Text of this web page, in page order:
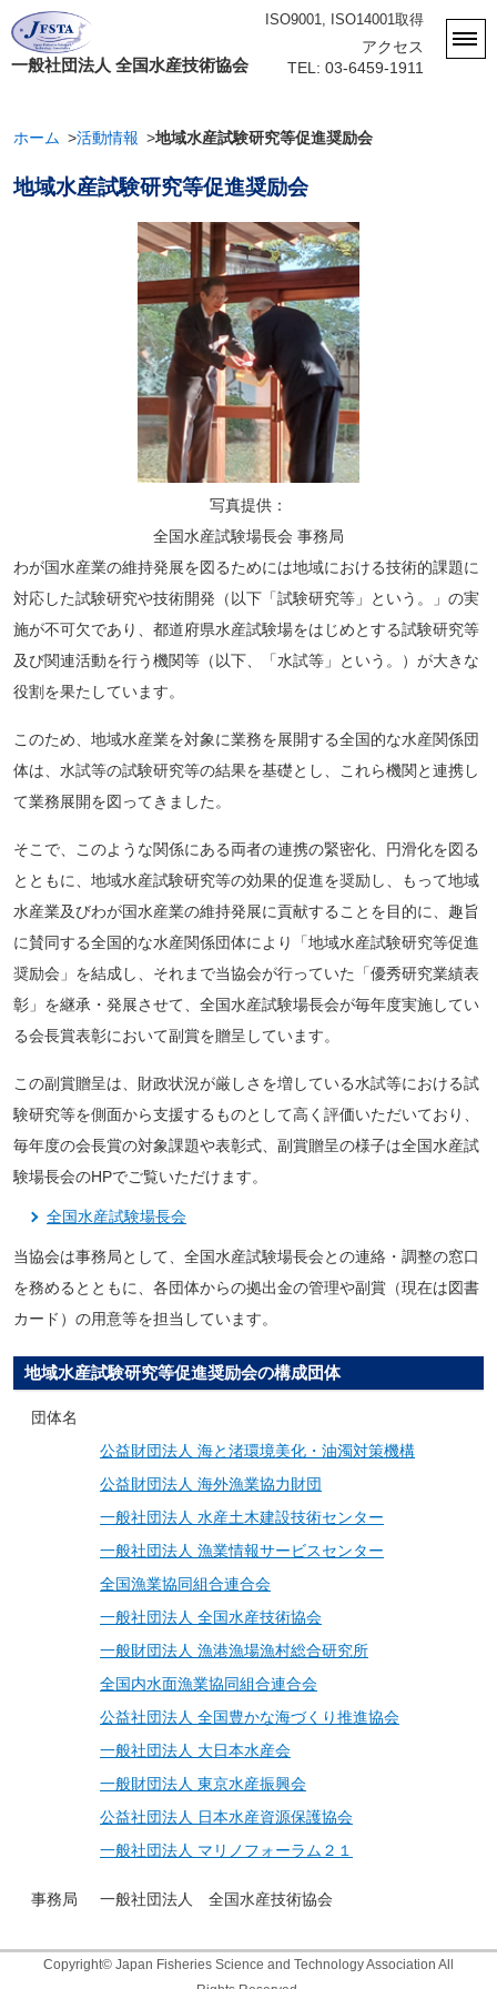
一般社団法人 全国水産技術協会
ISO9001, ISO14001取得
アクセス
TEL: 03-6459-1911
ホーム 活動情報 地域水産試験研究等促進奨励会
地域水産試験研究等促進奨励会
わが国水産業の維持発展を図るためには地域における技術的課題に
対応した試験研究や技術開発（以下「試験研究等」という。」の実
施が不可欠であり、都道府県水産試験場をはじめとする試験研究等
及び関連活動を行う機関等（以下、「水試等」という。）が大きな
役割を果たしています。
このため、地域水産業を対象に業務を展開する全国的な水産関係団
体は、水試等の試験研究等の結果を基礎とし、これら機関と連携し
て業務展開を図ってきました。
そこで、このような関係にある両者の連携の緊密化、円滑化を図る
とともに、地域水産試験研究等の効果的促進を奨励し、もって地域
水産業及びわが国水産業の維持発展に貢献することを目的に、趣旨
に賛同する全国的な水産関係団体により「地域水産試験研究等促進
奨励会」を結成し、それまで当協会が行っていた「優秀研究業績表
彰」を継承・発展させて、全国水産試験場長会が毎年度実施してい
る会長賞表彰において副賞を贈呈しています。
この副賞贈呈は、財政状況が厳しさを増している水試等における試
験研究等を側面から支援するものとして高く評価いただいており、
毎年度の会長賞の対象課題や表彰式、副賞贈呈の様子は全国水産試
験場長会のHPでご覧いただけます。
全国水産試験場長会
当協会は事務局として、全国水産試験場長会との連絡・調整の窓口
を務めるとともに、各団体からの拠出金の管理や副賞（現在は図書
カード）の用意等を担当しています。
写真提供：
全国水産試験場長会 事務局
地域水産試験研究等促進奨励会の構成団体
団体名
公益財団法人 海と渚環境美化・油濁対策機構
公益財団法人 海外漁業協力財団
一般社団法人 水産土木建設技術センター
一般社団法人 漁業情報サービスセンター
全国漁業協同組合連合会
一般社団法人 全国水産技術協会
一般財団法人 漁港漁場漁村総合研究所
全国内水面漁業協同組合連合会
公益社団法人 全国豊かな海づくり推進協会
一般社団法人 大日本水産会
一般財団法人 東京水産振興会
公益社団法人 日本水産資源保護協会
一般社団法人 マリノフォーラム２１
事務局 一般社団法人 全国水産技術協会
Copyright© Japan Fisheries Science and Technology Association All